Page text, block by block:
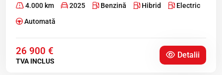
4.000 km 2025 Benzină Hibrid
Electric
Automată
26 900 €
TVA INCLUS
Detalii